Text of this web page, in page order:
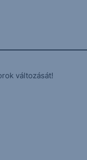
változását!